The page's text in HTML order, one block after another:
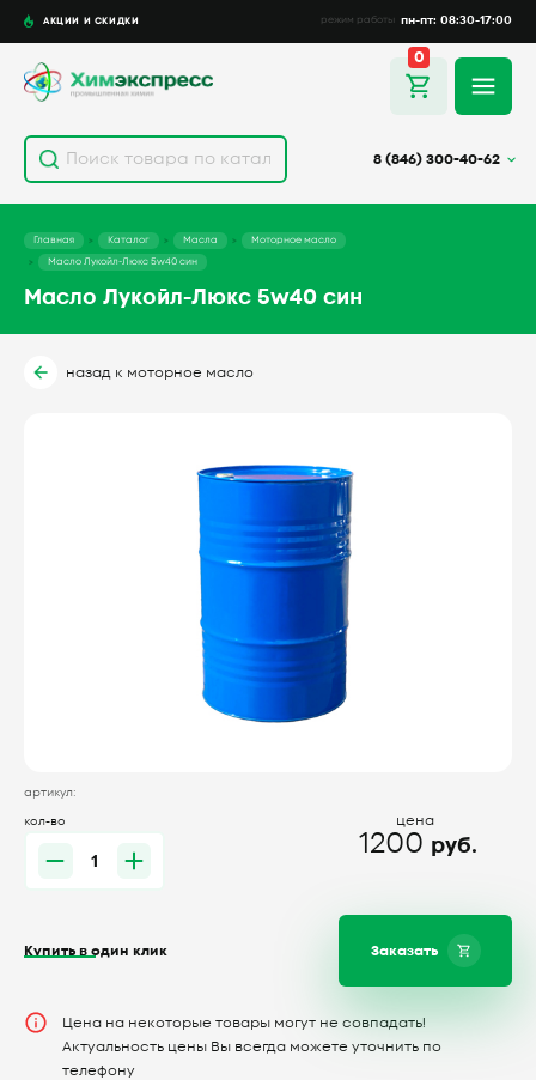
АКЦИИ И СКИДКИ режим работы пн-пт: 08:30-17:00
8 (846) 300-40-62
0
Главная Каталог Масла
Моторное масло
Масло Лукойл-Люкс 5w40 син
Масло Лукойл-Люкс 5w40 син
назад к моторное масло
артикул:
кол-во
цена
1200 руб.
Заказать
Купить в один клик
Цена на некоторые товары могут не совпадать!
Актуальность цены Вы всегда можете уточнить по
телефону